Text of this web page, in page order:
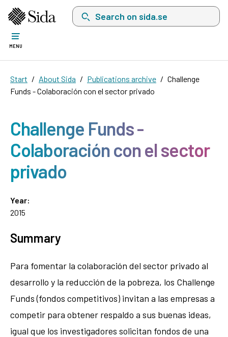
Search on sida.se, a list with search
MENU
Start About Sida Publications archive
Challenge
Funds - Colaboración con el sector privado
Challenge Funds -
Colaboración con el sector
privado
Year:
2015
Summary
Para fomentar la colaboración del sector privado al
desarrollo y la reducción de la pobreza, los Challenge
Funds (fondos competitivos) invitan a las empresas a
competir para obtener respaldo a sus buenas ideas,
igual que los investigadores solicitan fondos de una